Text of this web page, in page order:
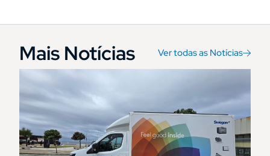
Mais Notícias Ver todas as Notícias